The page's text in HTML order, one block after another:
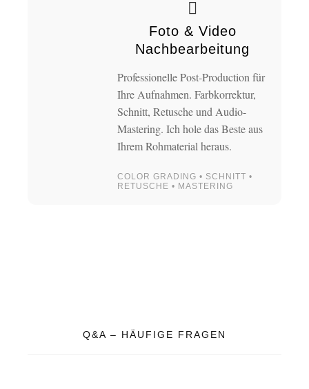
Foto & Video
Nachbearbeitung
Professionelle Post-Production für
Ihre Aufnahmen. Farbkorrektur,
Schnitt, Retusche und Audio-
Mastering. Ich hole das Beste aus
Ihrem Rohmaterial heraus.
COLOR GRADING • SCHNITT •
RETUSCHE • MASTERING
Q&A – HÄUFIGE FRAGEN